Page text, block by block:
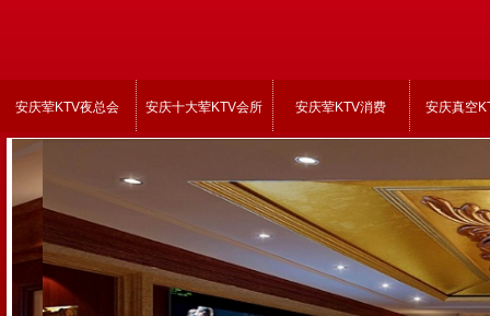
安庆荤KTV夜总会 安庆十大荤KTV会所 安庆荤KTV消费 安庆真空